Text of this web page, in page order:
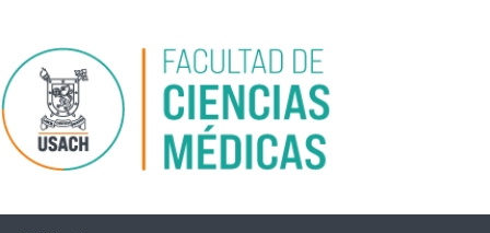
Pasar al contenido principal